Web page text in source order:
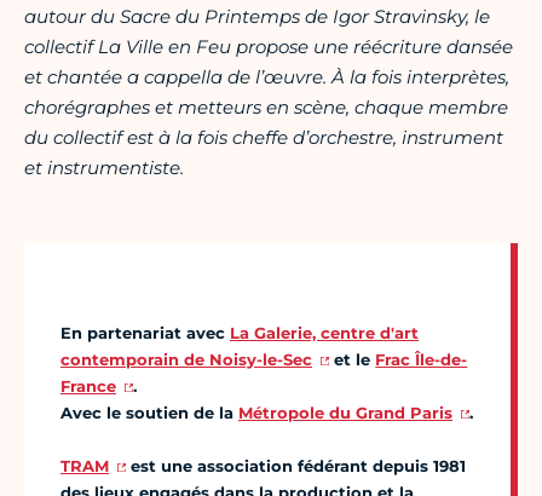
autour du Sacre du Printemps de Igor Stravinsky, le
collectif La Ville en Feu propose une réécriture dansée
et chantée a cappella de l’œuvre. À la fois interprètes,
chorégraphes et metteurs en scène, chaque membre
du collectif est à la fois cheffe d’orchestre, instrument
et instrumentiste.
En partenariat avec La Galerie, centre d'art
contemporain de Noisy-le-Sec
et le Frac Île-de-
France
.
Avec le soutien de la Métropole du Grand Paris .
TRAM
est une association fédérant depuis 1981